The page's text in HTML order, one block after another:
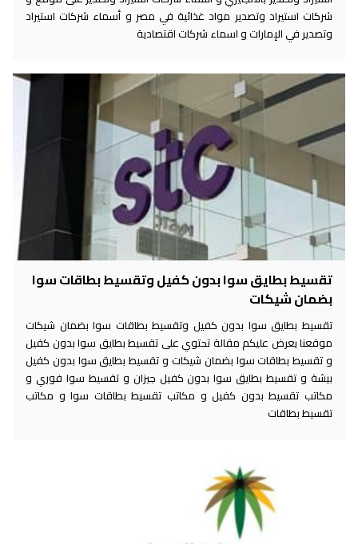
شركات استيراد وتصدير مواد غذائية في مصر و أسماء شركات استيراد
وتصدير في الإمارات و اسماء شركات اقتصادية
تقسيط بطايق سوا بدون كفيل وتقسيط بطاقات سوا
بضمان شيكات
تقسيط بطايق سوا بدون كفيل وتقسيط بطاقات سوا بضمان شيكات
موقعنا يعرض عليكم مقالة تحتوي على تقسيط بطايق سوا بدون كفيل
و تقسيط بطاقات سوا بضمان شيكات و تقسيط بطايق سوا بدون كفيل
بيشة و تقسيط بطايق سوا بدون كفيل جيزان و تقسيط سوا فوري و
مكاتب تقسيط بدون كفيل و مكاتب تقسيط بطاقات سوا و مكاتب
تقسيط بطاقات